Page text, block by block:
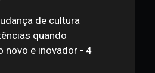
plano estratégico
está no centro
- 9 min